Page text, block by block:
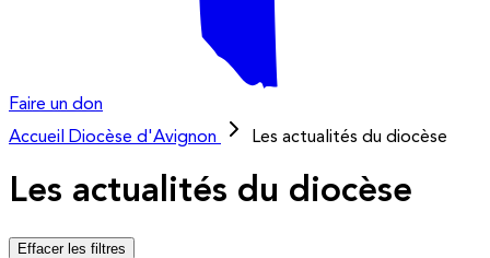
Faire un don
Accueil
Diocèse d'Avignon Les actualités du diocèse
Les actualités du diocèse
Effacer les filtres